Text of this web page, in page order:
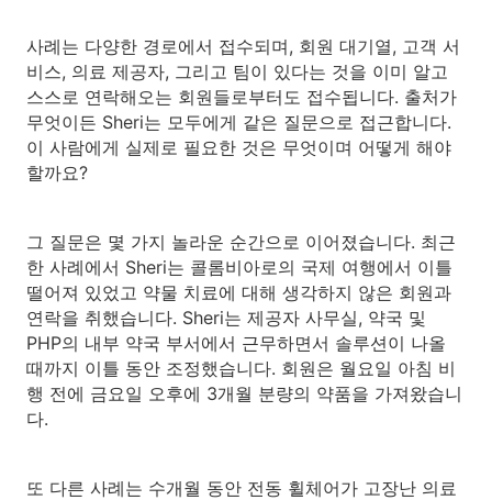
사례는 다양한 경로에서 접수되며, 회원 대기열, 고객 서
비스, 의료 제공자, 그리고 팀이 있다는 것을 이미 알고
스스로 연락해오는 회원들로부터도 접수됩니다. 출처가
무엇이든 Sheri는 모두에게 같은 질문으로 접근합니다.
이 사람에게 실제로 필요한 것은 무엇이며 어떻게 해야
할까요?
그 질문은 몇 가지 놀라운 순간으로 이어졌습니다. 최근
한 사례에서 Sheri는 콜롬비아로의 국제 여행에서 이틀
떨어져 있었고 약물 치료에 대해 생각하지 않은 회원과
연락을 취했습니다. Sheri는 제공자 사무실, 약국 및
PHP의 내부 약국 부서에서 근무하면서 솔루션이 나올
때까지 이틀 동안 조정했습니다. 회원은 월요일 아침 비
행 전에 금요일 오후에 3개월 분량의 약품을 가져왔습니
다.
또 다른 사례는 수개월 동안 전동 휠체어가 고장난 의료